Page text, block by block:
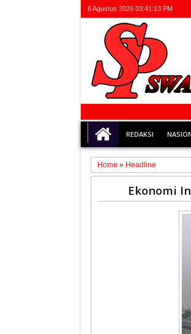
6 Agustus 2026 03:41:14 PM
REDAKSI
Home » Headline
Ekonomi